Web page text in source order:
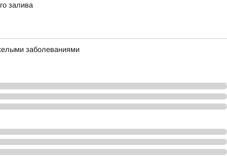
залива
заболеваниями